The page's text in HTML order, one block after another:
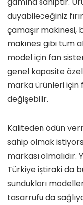
gamına sahiptir.
duyabileceğiniz
çamaşır makinesi,
makinesi gibi tüm
model için fan
genel kapasite
marka ürünleri
değişebilir.
Kaliteden ödün
sahip olmak
markası
Türkiye iştiraki da
sundukları
tasarrufu da